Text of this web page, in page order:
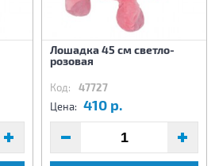
Лошадка 45 см светло-
розовая
Код: 47727
Цена: 410 р.